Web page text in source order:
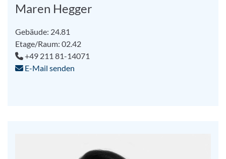
Maren Hegger
Gebäude: 24.81
Etage/Raum: 02.42
+49 211 81-14071
E-Mail senden